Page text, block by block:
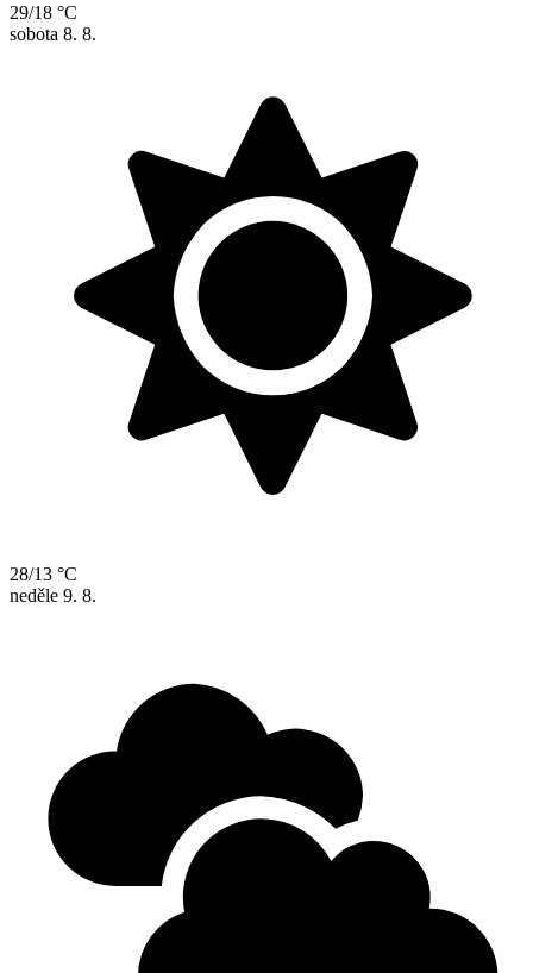
29/18 °C
sobota 8. 8.
28/13 °C
neděle 9. 8.